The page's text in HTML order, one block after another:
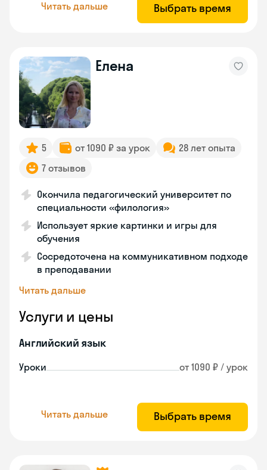
Читать дальше Выбрать время
Елена
5 от 1090 ₽ за урок
28 лет опыта
7 отзывов
Окончила педагогический университет по
специальности «филология»
Использует яркие картинки и игры для
обучения
Сосредоточена на коммуникативном подходе
в преподавании
Читать дальше
Услуги и цены
Английский язык
Уроки от 1090 ₽ / урок
Читать дальше Выбрать время